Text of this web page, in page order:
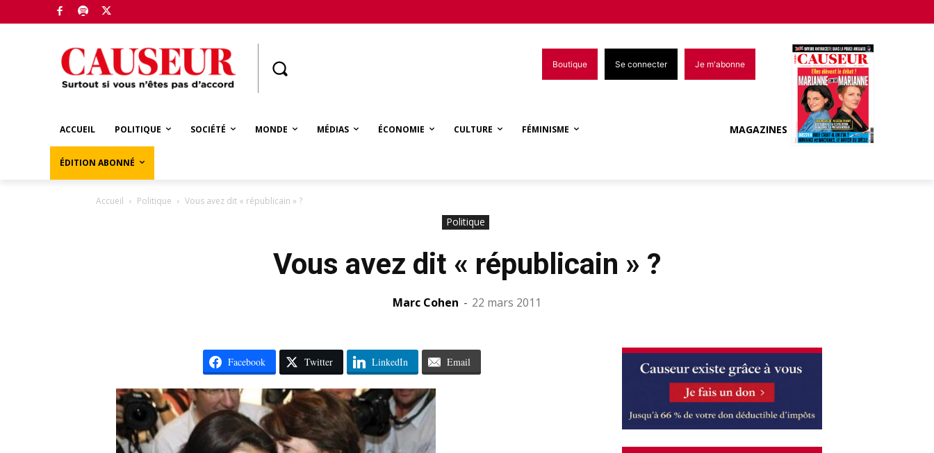
Boutique Se connecter Je m'abonne
ACCUEIL POLITIQUE SOCIÉTÉ MONDE MÉDIAS ÉCONOMIE CULTURE FÉMINISME
ÉDITION ABONNÉ
MAGAZINES
Accueil Politique Vous avez dit « républicain » ?
Politique
Vous avez dit « républicain » ?
Marc Cohen - 22 mars 2011
Facebook Twitter LinkedIn Email